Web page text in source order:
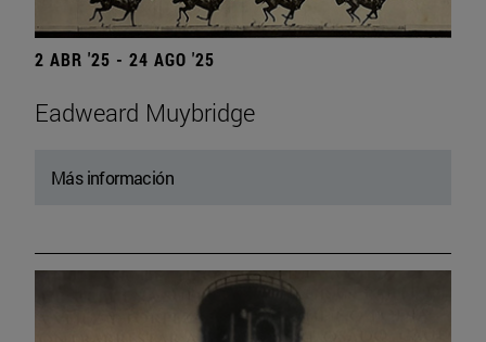
2 ABR '25 - 24 AGO '25
Eadweard Muybridge
Más información